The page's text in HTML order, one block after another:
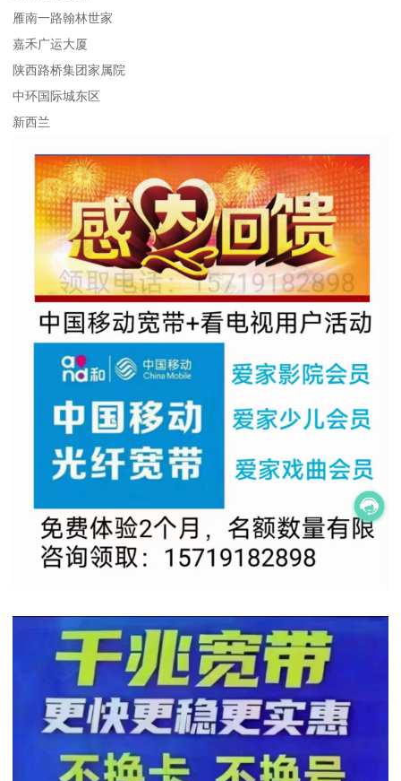
雁南一路翰林世家
嘉禾广运大厦
陕西路桥集团家属院
中环国际城东区
新西兰